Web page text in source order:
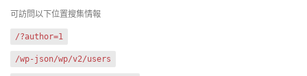
可訪問以下位置搜集情報
/?author=1
/wp-json/wp/v2/users